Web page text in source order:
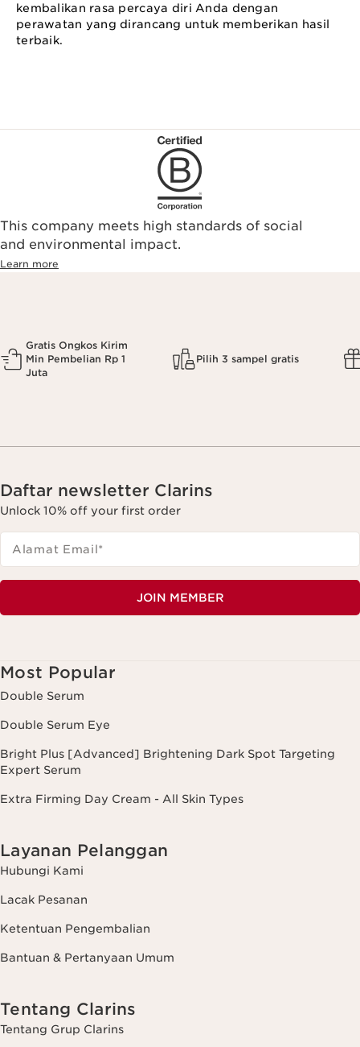
kembalikan rasa percaya diri Anda dengan
perawatan yang dirancang untuk memberikan hasil
terbaik.
This company meets high standards of social
and environmental impact.
Learn more
Gratis Ongkos Kirim
Min Pembelian Rp 1
Juta
Pilih 3 sampel gratis
Daftar newsletter Clarins
Unlock 10% off your first order
Alamat Email*
JOIN MEMBER
Most Popular
Double Serum
Double Serum Eye
Bright Plus [Advanced] Brightening Dark Spot Targeting
Expert Serum
Extra Firming Day Cream - All Skin Types
Layanan Pelanggan
Hubungi Kami
Lacak Pesanan
Ketentuan Pengembalian
Bantuan & Pertanyaan Umum
Tentang Clarins
Tentang Grup Clarins